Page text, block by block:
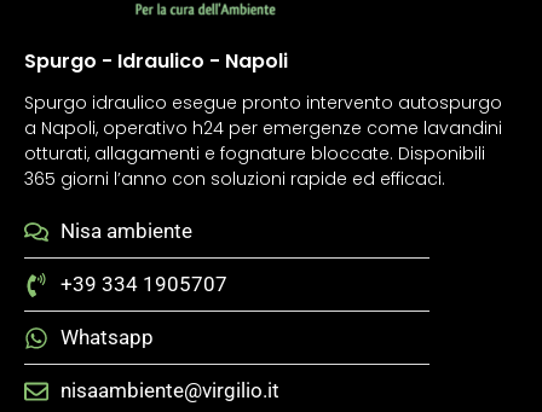
Spurgo - Idraulico - Napoli
Spurgo idraulico esegue pronto intervento autospurgo
a Napoli, operativo h24 per emergenze come lavandini
otturati, allagamenti e fognature bloccate. Disponibili
365 giorni l’anno con soluzioni rapide ed efficaci.
Nisa ambiente
+39 334 1905707
Whatsapp
nisaambiente@virgilio.it